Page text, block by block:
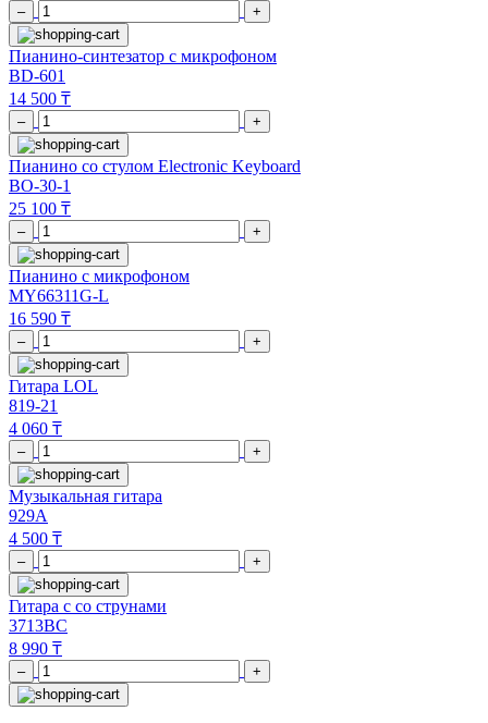
– +
Пианино-синтезатор с микрофоном
BD-601
14 500 ₸
– +
Пианино со стулом Electronic Keyboard
BO-30-1
25 100 ₸
– +
Пианино с микрофоном
MY66311G-L
16 590 ₸
– +
Гитара LOL
819-21
4 060 ₸
– +
Музыкальная гитара
929А
4 500 ₸
– +
Гитара с со струнами
3713ВС
8 990 ₸
– +